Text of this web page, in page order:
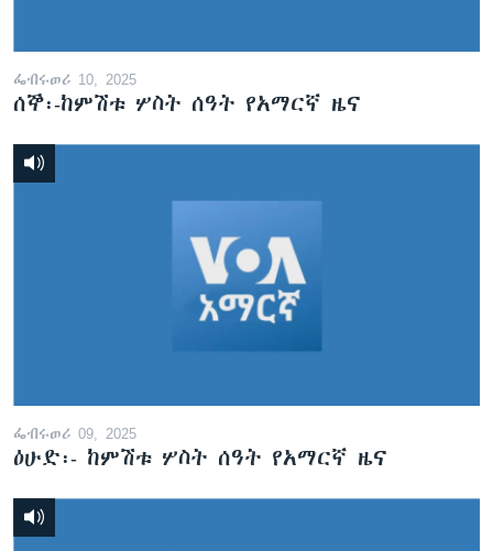
ፌብሩወሪ 10, 2025
ሰኞ፡-ከምሽቱ ሦስት ሰዓት የአማርኛ ዜና
ፌብሩወሪ 09, 2025
ዕሁድ፡- ከምሽቱ ሦስት ሰዓት የአማርኛ ዜና